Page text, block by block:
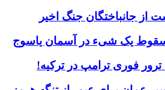
از جانباختگان جنگ اخیر
یک شیء در آسمان یاسوج
ترور فوری ترامپ در ترکیه!